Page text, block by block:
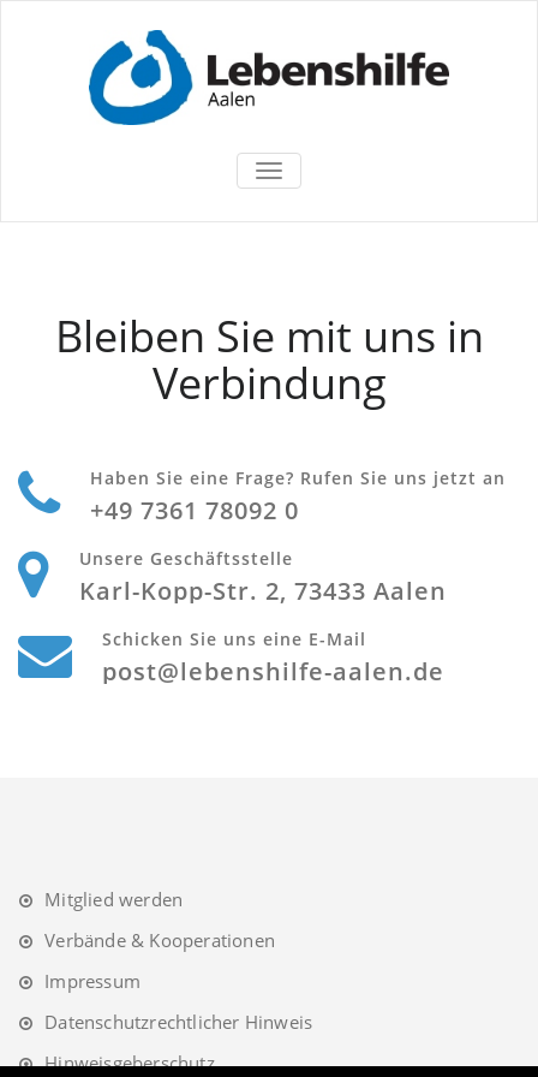
TOGGLE
Bleiben Sie mit uns in
Verbindung
Haben Sie eine Frage? Rufen Sie uns jetzt an
+49 7361 78092 0
Unsere Geschäftsstelle
Karl-Kopp-Str. 2, 73433 Aalen
Schicken Sie uns eine E-Mail
post@lebenshilfe-aalen.de
Mitglied werden
Verbände & Kooperationen
Impressum
Datenschutzrechtlicher Hinweis
Hinweisgeberschutz